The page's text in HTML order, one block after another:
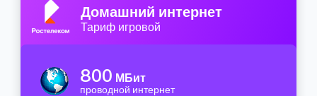
Домашний интернет
Тариф игровой
800 МБит
проводной интернет